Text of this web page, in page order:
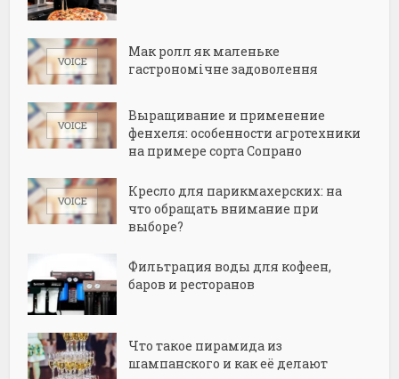
Мак ролл як маленьке
гастрономічне задоволення
Выращивание и применение
фенхеля: особенности агротехники
на примере сорта Сопрано
Кресло для парикмахерских: на
что обращать внимание при
выборе?
Фильтрация воды для кофеен,
баров и ресторанов
Что такое пирамида из
шампанского и как её делают